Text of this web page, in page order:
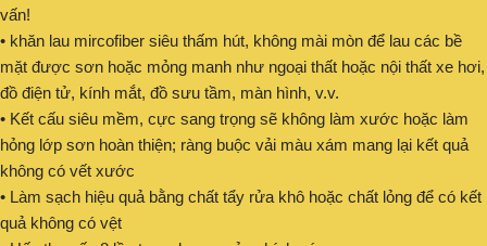
vấn!
• khăn lau mircofiber siêu thấm hút, không mài mòn để lau các bề
mặt được sơn hoặc mỏng manh như ngoại thất hoặc nội thất xe hơi,
đồ điện tử, kính mắt, đồ sưu tầm, màn hình, v.v.
• Kết cấu siêu mềm, cực sang trọng sẽ không làm xước hoặc làm
hỏng lớp sơn hoàn thiện; ràng buộc vải màu xám mang lại kết quả
không có vết xước
• Làm sạch hiệu quả bằng chất tẩy rửa khô hoặc chất lỏng để có kết
quả không có vệt